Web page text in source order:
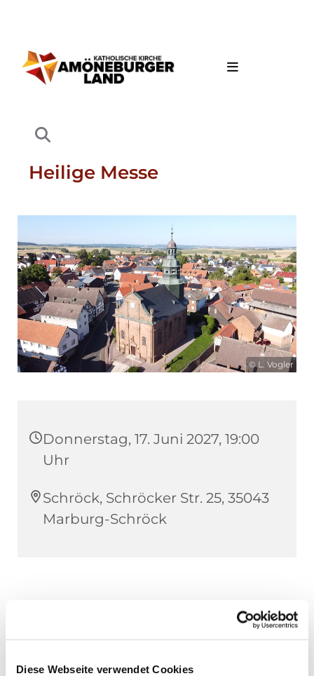
Diese Webseite verwendet Cookies
Heilige Messe
© L. Vogler
Donnerstag, 17. Juni 2027, 19:00
Uhr
Schröck, Schröcker Str. 25, 35043
Marburg-Schröck